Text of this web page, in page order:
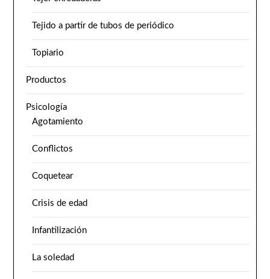
Tejido a partir de tubos de periódico
Topiario
Productos
Psicología
Agotamiento
Conflictos
Coquetear
Crisis de edad
Infantilización
La soledad